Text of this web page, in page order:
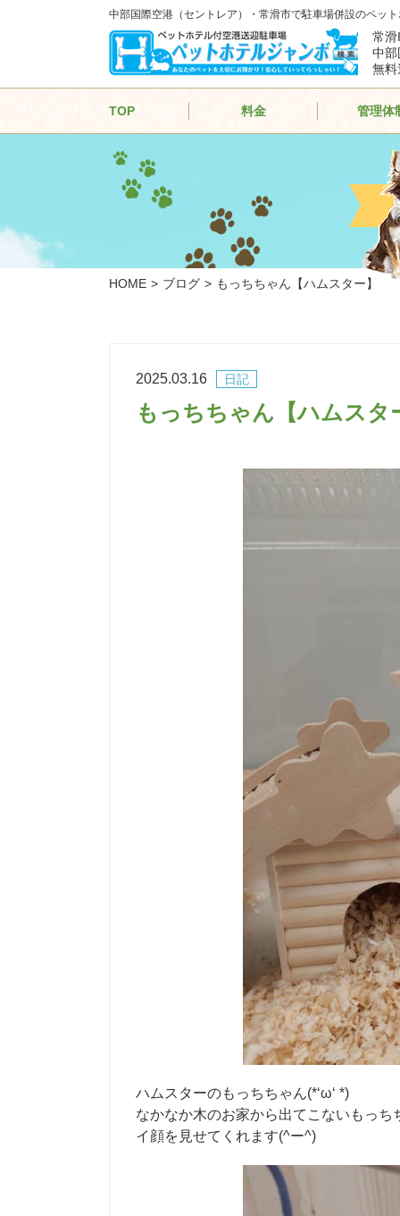
中部国際空港（セントレア）・常滑市で駐車場併設のペッ
常滑
中部
無料
TOP 料金 管理体
HOME ブログ もっちちゃん【ハムスター】
日記
2025.03.16
もっちちゃん【ハムスタ
ハムスターのもっちちゃん(*‘ω‘ *)
なかなか木のお家から出てこないもっ
イ顔を見せてくれます(^ー^)